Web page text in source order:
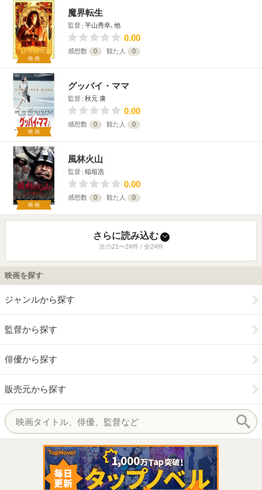
映画
魔界転生
監督 平山秀幸､他
0.00
感想数 0 観た人 0
映画
グッバイ・ママ
監督 秋元 康
0.00
感想数 0 観た人 0
映画
風林火山
監督 稲垣浩
0.00
感想数 0 観た人 0
さらに読み込む
次の21〜24件 / 全24件
映画を探す
ジャンルから探す
監督から探す
俳優から探す
販売元から探す